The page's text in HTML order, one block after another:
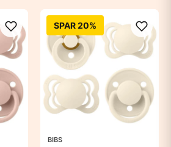
SPAR 20%
BIBS